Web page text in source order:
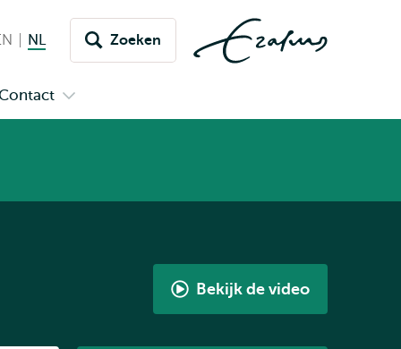
English
NLNederlands huidige taal
Zoeken
Bekijk de video
Bachelor